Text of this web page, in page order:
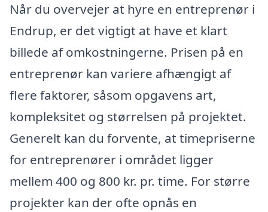
Når du overvejer at hyre en entreprenør i
Endrup, er det vigtigt at have et klart
billede af omkostningerne. Prisen på en
entreprenør kan variere afhængigt af
flere faktorer, såsom opgavens art,
kompleksitet og størrelsen på projektet.
Generelt kan du forvente, at timepriserne
for entreprenører i området ligger
mellem 400 og 800 kr. pr. time. For større
projekter kan der ofte opnås en